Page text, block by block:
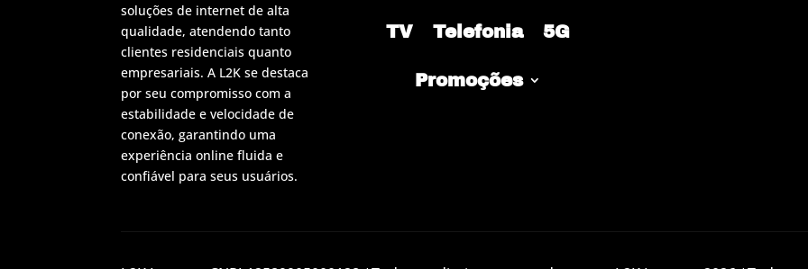
soluções de internet de alta
qualidade, atendendo tanto
clientes residenciais quanto
empresariais. A L2K se destaca
por seu compromisso com a
estabilidade e velocidade de
conexão, garantindo uma
experiência online fluida e
confiável para seus usuários.
TV Telefonia 5G
Promoções